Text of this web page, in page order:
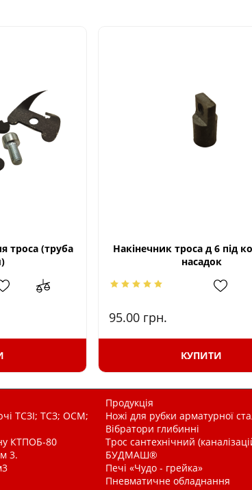
троса (труба
Накінечник троса д 6 під
насадок
95.00 грн.
КУПИТИ
ТСЗІ; ТСЗ; ОСМ;
КТПОБ-80
3.
Продукція
Ножі для рубки арматурної
Вібратори глибинні
Трос сантехнічний
БУДМАШ®
Печі «Чудо - грейка»
Пневматичне обладнання